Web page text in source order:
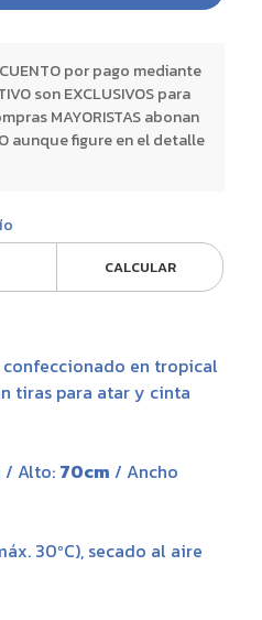
por pago mediante
son EXCLUSIVOS para
MAYORISTAS abonan
aunque figure en el detalle
CALCULAR
en tropical
tiras para atar y cinta
/ Alto: 70cm / Ancho
30ºC), secado al aire